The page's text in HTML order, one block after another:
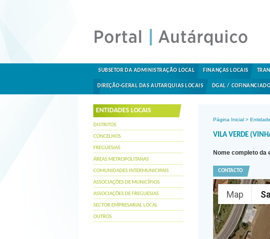
SUBSETOR DA ADMINISTRAÇÃO LOCAL FINANÇAS LOCAIS
DIREÇÃO-GERAL DAS AUTARQUIAS LOCAIS DGAL /
ENTIDADES LOCAIS
DISTRITOS
CONCELHOS
FREGUESIAS
ÁREAS METROPOLITANAS
COMUNIDADES INTERMUNICIPAIS
ASSOCIAÇÕES DE MUNICÍPIOS
ASSOCIAÇÕES DE FREGUESIAS
SECTOR EMPRESARIAL LOCAL
OUTROS
Página Inicial >
VILA VERDE
Nome completo da
CONTACTO
Map